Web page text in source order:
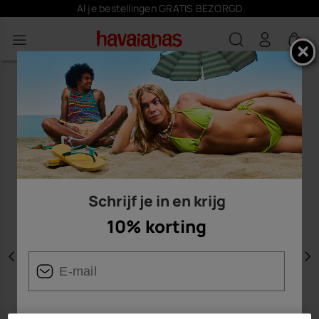
Al je bestellingen GRATIS BEZORGD
0
Vorige
Schrijf je in en krijg
10% korting